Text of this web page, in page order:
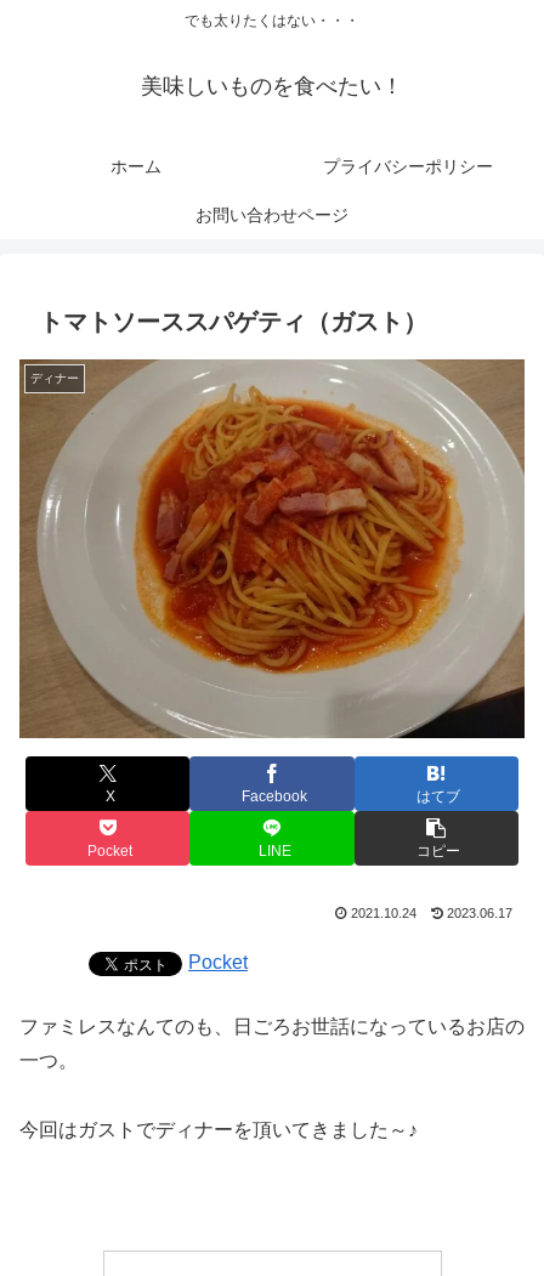
でも太りたくはない・・・
美味しいものを食べたい！
ホーム プライバシーポリシー
お問い合わせページ
トマトソーススパゲティ（ガスト）
ディナー
X Facebook はてブ
Pocket LINE コピー
2021.10.24 2023.06.17
Pocket
ファミレスなんてのも、日ごろお世話になっているお店の
一つ。
今回はガストでディナーを頂いてきました～♪